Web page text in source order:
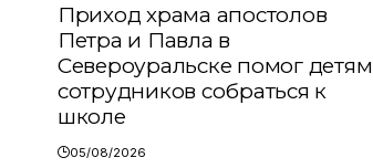
Приход храма апостолов
Петра и Павла в
Североуральске помог детям
сотрудников собраться к
школе
05/08/2026